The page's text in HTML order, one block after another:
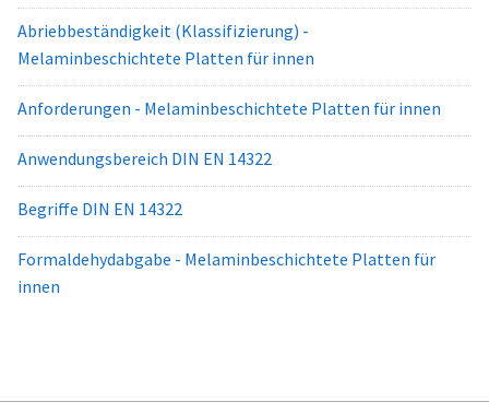
Abriebbeständigkeit (Klassifizierung) -
Melaminbeschichtete Platten für innen
Anforderungen - Melaminbeschichtete Platten für innen
Anwendungsbereich DIN EN 14322
Begriffe DIN EN 14322
Formaldehydabgabe - Melaminbeschichtete Platten für
innen